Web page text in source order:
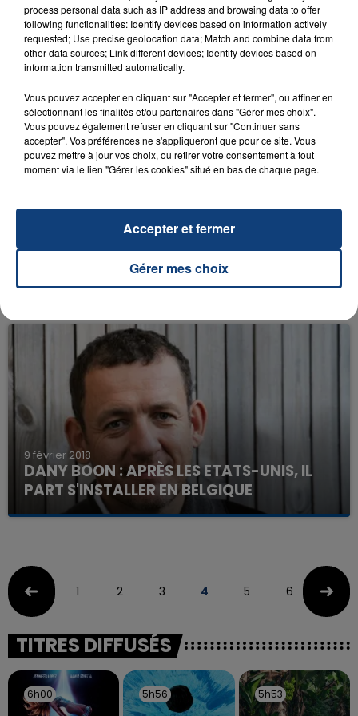
27 février 2018
DISNEYLAND PARIS VA S'AGRANDIR AVEC
TROIS NOUVELLES ZONES
12 février 2018
AMIR - LES RUES DE MA PEINE (CLIP
OFFICIEL)
9 février 2018
DANY BOON : APRÈS LES ETATS-UNIS, IL
PART S'INSTALLER EN BELGIQUE
1 2 3 4 5 6 7
TITRES DIFFUSÉS
6h00
6h00 5h56
5h56 5h53
5h53
process personal data such as IP address and browsing data to offer
following functionalities: Identify devices based on information actively
requested; Use precise geolocation data; Match and combine data from
other data sources; Link different devices; Identify devices based on
information transmitted automatically.
Vous pouvez accepter en cliquant sur "Accepter et fermer", ou affiner en
sélectionnant les finalités et/ou partenaires dans "Gérer mes choix".
Vous pouvez également refuser en cliquant sur "Continuer sans
accepter". Vos préférences ne s'appliqueront que pour ce site. Vous
pouvez mettre à jour vos choix, ou retirer votre consentement à tout
moment via le lien "Gérer les cookies" situé en bas de chaque page.
Gérer mes choix
Accepter et fermer